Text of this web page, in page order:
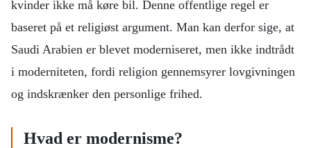
kvinder ikke må køre bil. Denne offentlige regel er
baseret på et religiøst argument. Man kan derfor sige, at
Saudi Arabien er blevet moderniseret, men ikke indtrådt
i moderniteten, fordi religion gennemsyrer lovgivningen
og indskrænker den personlige frihed.
Hvad er modernisme?